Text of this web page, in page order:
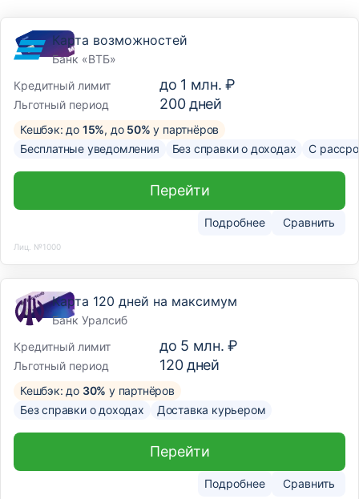
Карта возможностей
Банк «ВТБ»
Кредитный лимит
до 1 млн. ₽
Льготный период 200дней
Кешбэк: до 15%, до 50% у партнёров
Бесплатные уведомления
Без справки о доходах С
Подробнее Сравнить
Перейти
Лиц. №1000
Карта 120 дней на максимум
Банк Уралсиб
Кредитный лимит
до 5 млн. ₽
Льготный период 120дней
Кешбэк: до 30% у партнёров
Без справки о доходах
Доставка курьером
Подробнее Сравнить
Перейти